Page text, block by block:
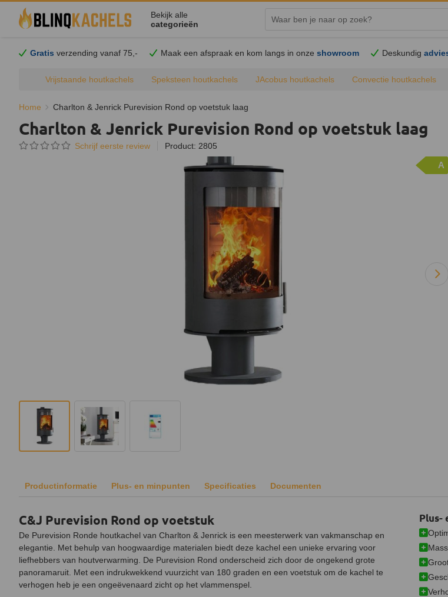
Bekijk alle
categorieën
Gratis verzending vanaf 75,- Maak een afspraak en kom langs in onzeshowroom Deskundig
Vrijstaande houtkachels Speksteen houtkachels JAcobus houtkachels Convectie houtkachels
Home Charlton & Jenrick Purevision Rond op voetstuk laag
Charlton & Jenrick Purevision Rond op voetstuk laag
Schrijf eerste review Product: 2805
A
Productinformatie Plus- en minpunten Specificaties Documenten
C&J Purevision Rond op voetstuk
De Purevision Ronde houtkachel van Charlton & Jenrick is een meesterwerk van vakmanschap en
elegantie. Met behulp van hoogwaardige materialen biedt deze kachel een unieke ervaring voor
liefhebbers van houtverwarming. De Purevision Rond onderscheid zich door de ongekend grote
panoramaruit. Met een indrukwekkend vuurzicht van 180 graden en een voetstuk om de kachel te
verhogen heb je een ongeëvenaard zicht op het vlammenspel.
Plus-